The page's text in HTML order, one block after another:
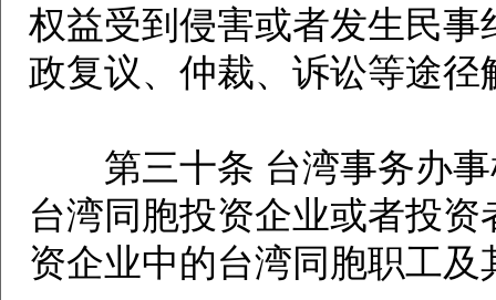
权益受到侵害或者发生民
政复议、仲裁、诉讼等途径
第三十条 台湾事务办事
台湾同胞投资企业或者投
资企业中的台湾同胞职工